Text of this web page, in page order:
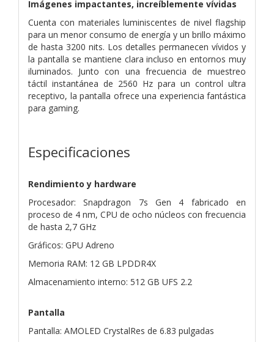
Imágenes impactantes, increíblemente vívidas
Cuenta con materiales luminiscentes de nivel flagship
para un menor consumo de energía y un brillo máximo
de hasta 3200 nits. Los detalles permanecen vívidos y
la pantalla se mantiene clara incluso en entornos muy
iluminados. Junto con una frecuencia de muestreo
táctil instantánea de 2560 Hz para un control ultra
receptivo, la pantalla ofrece una experiencia fantástica
para gaming.
Especificaciones
Rendimiento y hardware
Procesador: Snapdragon 7s Gen 4 fabricado en
proceso de 4 nm, CPU de ocho núcleos con frecuencia
de hasta 2,7 GHz
Gráficos: GPU Adreno
Memoria RAM: 12 GB LPDDR4X
Almacenamiento interno: 512 GB UFS 2.2
Pantalla
Pantalla: AMOLED CrystalRes de 6.83 pulgadas